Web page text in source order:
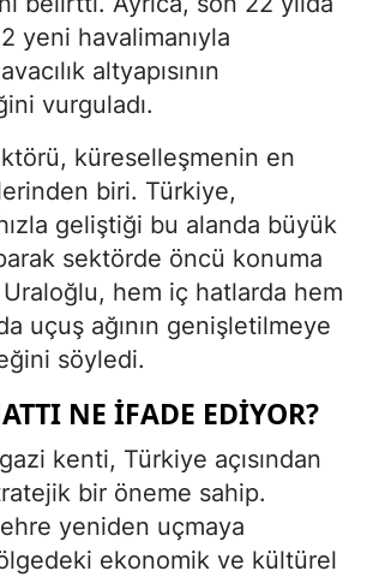
yeni havalimanıyla
altyapısının
vurguladı.
küreselleşmenin en
biri. Türkiye,
geliştiği bu alanda büyük
sektörde öncü konuma
hem iç hatlarda hem
uçuş ağının genişletilmeye
söyledi.
NE İFADE EDIYOR?
kenti, Türkiye açısından
bir öneme sahip.
yeniden uçmaya
ekonomik ve kültürel